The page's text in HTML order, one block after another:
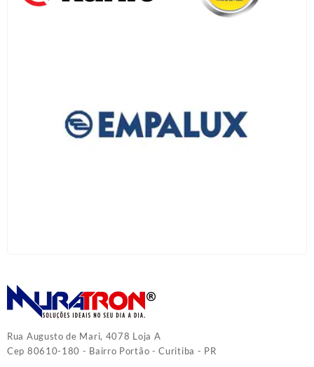
Rua Augusto de Mari, 4078 Loja A
Cep 80610-180 - Bairro Portão - Curitiba - PR